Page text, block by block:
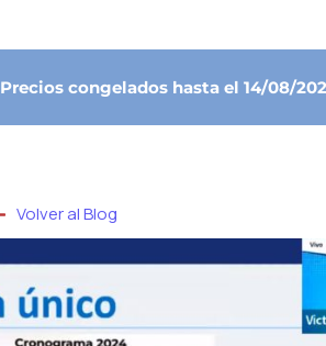
Precios congelados hasta el 14/08/
Volver al Blog